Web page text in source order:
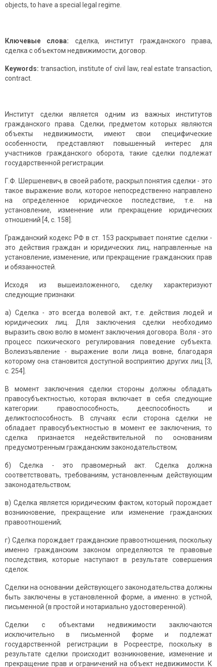
objects, to have a special legal regime.
Ключевые слова: сделка, институт гражданского права,
сделка с объектом недвижимости, договор.
Keywords: transaction, institute of civil law, real estate transaction,
contract.
Институт сделки является одним из важных институтов
гражданского права. Сделки, предметом которых являются
объекты недвижимости, имеют свои специфические
особенности, представляют повышенный интерес для
участников гражданского оборота, такие сделки подлежат
государственной регистрации.
Г.Ф. Шершеневич, в своей работе, раскрыл понятия сделки - это
такое выражение воли, которое непосредственно направлено
на определенное юридическое последствие, т.е. на
установление, изменение или прекращение юридических
отношений [4, c. 158].
Гражданский кодекс РФ в ст. 153 раскрывает понятие сделки -
это действия граждан и юридических лиц, направленные на
установление, изменение, или прекращение гражданских прав
и обязанностей.
Исходя из вышеизложенного, сделку характеризуют
следующие признаки:
а) Сделка - это всегда волевой акт, т.е. действия людей и
юридических лиц. Для заключения сделки необходимо
выразить свою волю в момент заключения договора. Воля - это
процесс психического регулирования поведение субъекта.
Волеизъявление - выражение воли лица вовне, благодаря
которому она становится доступной восприятию других лиц [3,
с. 254].
В момент заключения сделки стороны должны обладать
правосубъектностью, которая включает в себя следующие
категории: правоспособность, дееспособность и
деликтоспособность. В случаях если сторона сделки не
обладает правосубъектностью в момент ее заключения, то
сделка признается недействительной по основаниям
предусмотренным гражданским законодательством;
б) Сделка - это правомерный акт. Сделка должна
соответствовать, требованиям, установленным действующим
законодательством;
в) Сделка является юридическим фактом, который порождает
возникновение, прекращение или изменение гражданских
правоотношений;
г) Сделка порождает гражданские правоотношения, поскольку
именно гражданским законом определяются те правовые
последствия, которые наступают в результате совершения
сделок.
Сделки на основании действующего законодательства должны
быть заключены в установленной форме, а именно: в устной,
письменной (в простой и нотариально удостоверенной).
Сделки с объектами недвижимости заключаются
исключительно в письменной форме и подлежат
государственной регистрации в Росреестре, поскольку в
результате сделки происходит возникновение, изменение и
прекращение прав и ограничений на объект недвижимости. К